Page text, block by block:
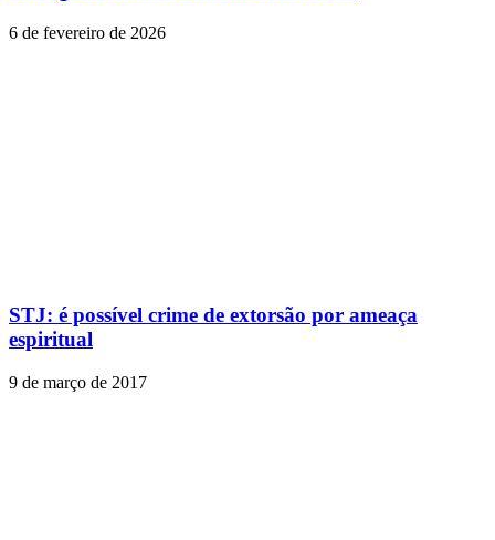
6 de fevereiro de 2026
STJ: é possível crime de extorsão por ameaça
espiritual
9 de março de 2017